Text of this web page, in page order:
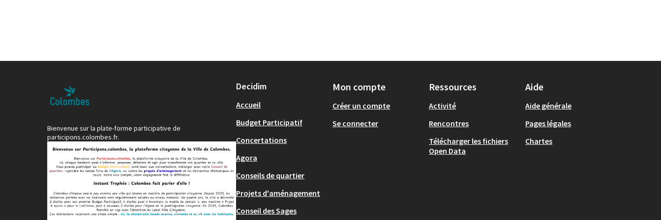
Bienvenue sur la plate-forme participative de
participons.colombes.fr.
Decidim
Accueil
Budget Participatif
Concertations
Agora
Conseils de quartier
Projets d'aménagement
Conseil des Sages
Mon compte
Créer un compte
Se connecter
Ressources
Activité
Rencontres
Télécharger les fichiers
Open Data
Aide
Aide générale
Pages légales
Chartes